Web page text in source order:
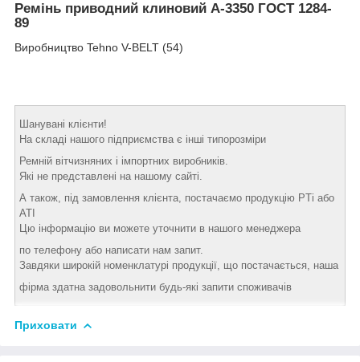
Ремінь приводний клиновий A-3350 ГОСТ 1284-
89
Виробництво Tehno V-BELT (54)
Шанувані клієнти!
На складі нашого підприємства є інші типорозміри
Ремній вітчизняних і імпортних виробників.
Які не представлені на нашому сайті.
А також, під замовлення клієнта, постачаємо продукцію PTi або
АТІ
Цю інформацію ви можете уточнити в нашого менеджера
по телефону або написати нам запит.
Завдяки широкій номенклатурі продукції, що постачається, наша
фірма здатна задовольнити будь-які запити споживачів
Приховати